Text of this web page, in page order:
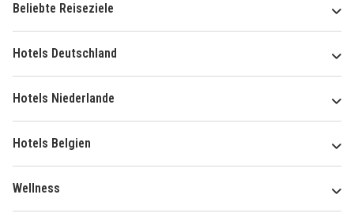
Beliebte Reiseziele
Hotels Deutschland
Hotels Niederlande
Hotels Belgien
Wellness